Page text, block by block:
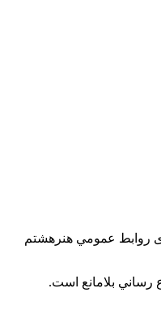
روابط عمومي هنرهشتم
رساني بلامانع است.